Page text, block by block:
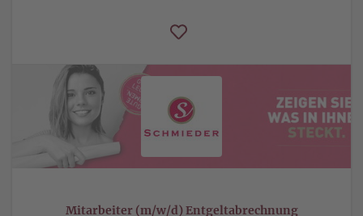
Mitarbeiter (m/w/d) Entgeltabrechnung